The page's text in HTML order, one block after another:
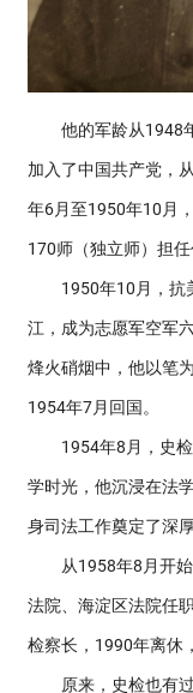
他的军龄从1948年
加入了中国共产党，
年6月至1950年10月
170师（独立师）担任
1950年10月，抗美
江，成为志愿军空军
烽火硝烟中，他以笔
1954年7月回国。
1954年8月，史检
学时光，他沉浸在法
身司法工作奠定了深
从1958年8月开始
法院、海淀区法院任
检察长，1990年离休
原来，史检也有过